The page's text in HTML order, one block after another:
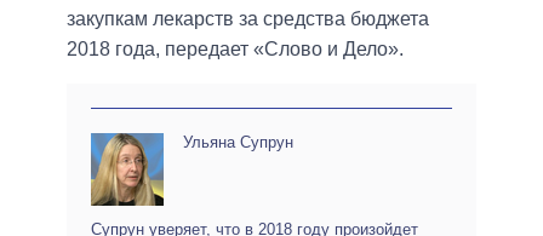
закупкам лекарств за средства бюджета
2018 года, передает «Слово и Дело».
Ульяна Супрун
Супрун уверяет, что в 2018 году произойдет